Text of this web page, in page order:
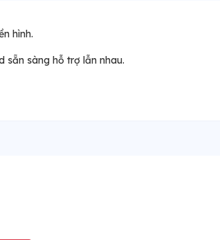
hình.
sẵn sàng hỗ trợ lẫn nhau.